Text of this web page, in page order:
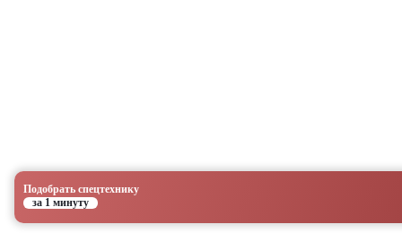
Подобрать спецтехнику
за 1 минуту